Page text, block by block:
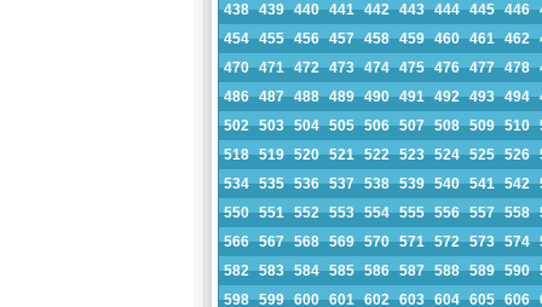
438 439 440 441 442 443 444 445 446
454 455 456 457 458 459 460 461 462
470 471 472 473 474 475 476 477 478
486 487 488 489 490 491 492 493 494
502 503 504 505 506 507 508 509 510
518 519 520 521 522 523 524 525 526
534 535 536 537 538 539 540 541 542
550 551 552 553 554 555 556 557 558
566 567 568 569 570 571 572 573 574
582 583 584 585 586 587 588 589 590
598 599 600 601 602 603 604 605 606